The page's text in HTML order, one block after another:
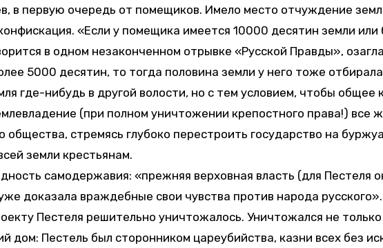
в первую очередь от помещиков. Имело место отчуждение
«Если у помещика имеется 10000 десятин земли или
в одном незаконченном отрывке «Русской Правды»,
5000 десятин, то тогда половина земли у него тоже
где-нибудь в другой волости, но с тем условием, чтобы
(при полном уничтожении крепостного права!) все
общества, стремясь глубоко перестроить государство на
земли крестьянам.
самодержавия: «прежняя верховная власть (для Пестеля
доказала враждебные свои чувства против народа русского».
Пестеля решительно уничтожалось. Уничтожался не
дом: Пестель был сторонником цареубийства, казни всех без